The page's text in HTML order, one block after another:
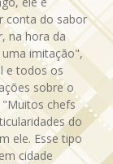
conta do sabor
na hora da
imitação",
e todos os
sobre o
chefs
do
ele. Esse tipo
cidade